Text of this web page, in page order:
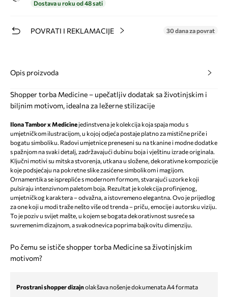
Dostava u roku od 48 sati
POVRATI I REKLAMACIJE 30 dana za povrat
Opis proizvoda
Shopper torba Medicine – upečatljiv dodatak sa životinjskim i
biljnim motivom, idealna za ležerne stilizacije
Ilona Tambor x Medicine jedinstvena je kolekcija koja spaja modu s
umjetničkom ilustracijom, u kojoj odjeća postaje platno za mistične priče i
bogatu simboliku. Radovi umjetnice preneseni su na tkanine i modne dodatke
s pažnjom na svaki detalj, zadržavajući dubinu boja i vještinu izrade originala.
Ključni motivi su mitska stvorenja, utkana u složene, dekorativne kompozicije
koje podsjećaju na pokretne slike zasićene simbolikom i magijom.
Ornamentika se isprepliće s modernom formom, stvarajući uzorke koji
pulsiraju intenzivnom paletom boja. Rezultat je kolekcija profinjenog,
umjetničkog karaktera – odvažna, a istovremeno elegantna. Ovo je prijedlog
za one koji u modi traže nešto više od trenda – priču, emocije i autorsku viziju.
To je poziv u svijet mašte, u kojem se bogata dekorativnost susreće sa
suvremenim dizajnom, a svakodnevica poprima bajkovitu dimenziju.
Po čemu se ističe shopper torba Medicine sa životinjskim
motivom?
Prostrani shopper dizajnolakšava nošenje dokumenata A4 formata